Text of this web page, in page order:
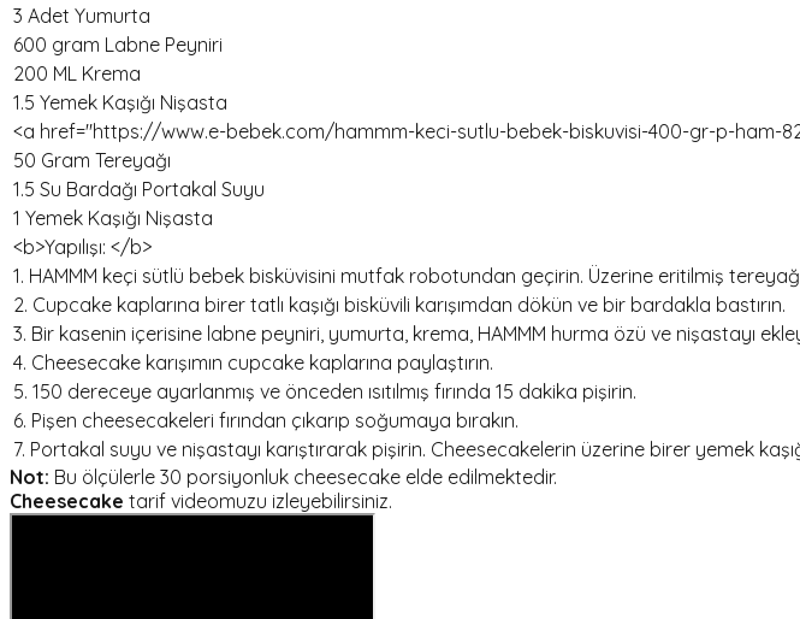
3 Adet Yumurta
600 gram Labne Peyniri
200 ML Krema
1.5 Yemek Kaşığı Nişasta
<a href="https://www.e-bebek.com/hammm-keci-sutlu-bebek-biskuvisi-400-gr-p-ham-
50 Gram Tereyağı
1.5 Su Bardağı Portakal Suyu
1 Yemek Kaşığı Nişasta
<b>Yapılışı: </b>
1. HAMMM keçi sütlü bebek bisküvisini mutfak robotundan geçirin. Üzerine eritilmiş
2. Cupcake kaplarına birer tatlı kaşığı bisküvili karışımdan dökün ve bir bardakla bastırın.
3. Bir kasenin içerisine labne peyniri, yumurta, krema, HAMMM hurma özü ve nişastayı
4. Cheesecake karışımın cupcake kaplarına paylaştırın.
5. 150 dereceye ayarlanmış ve önceden ısıtılmış fırında 15 dakika pişirin.
6. Pişen cheesecakeleri fırından çıkarıp soğumaya bırakın.
7. Portakal suyu ve nişastayı karıştırarak pişirin. Cheesecakelerin üzerine birer yemek
Not: Bu ölçülerle 30 porsiyonluk cheesecake elde edilmektedir.
Cheesecake tarif videomuzu izleyebilirsiniz.